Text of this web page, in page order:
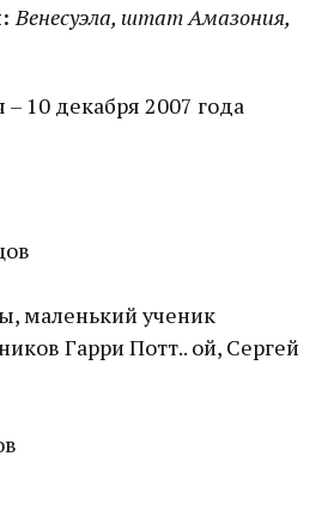
Венесуэла, штат Амазония,
– 10 декабря 2007 года
маленький ученик
Гарри Потт.. ой, Сергей